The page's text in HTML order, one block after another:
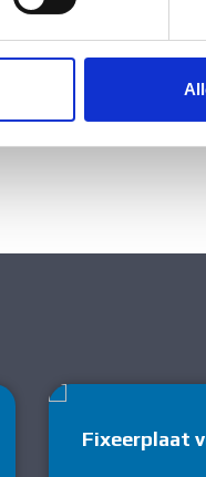
onze site met onze
met andere
Fixeerplaat